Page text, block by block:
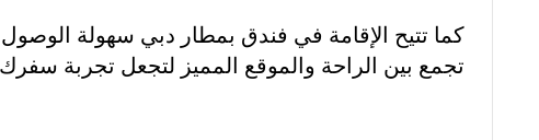
كما تتيح الإقامة في فندق بمطار دبي سهولة
تجمع بين الراحة والموقع المميز لتجعل تجربة